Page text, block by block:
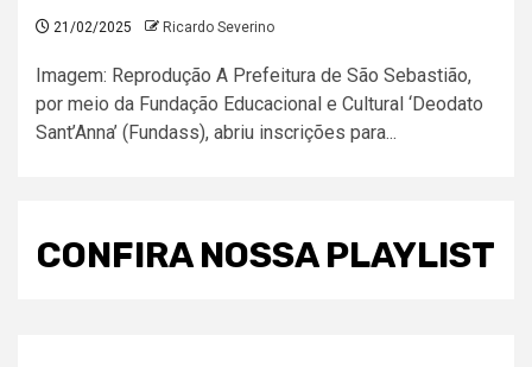
21/02/2025 Ricardo Severino
Imagem: Reprodução A Prefeitura de São Sebastião,
por meio da Fundação Educacional e Cultural ‘Deodato
Sant’Anna’ (Fundass), abriu inscrições para...
CONFIRA NOSSA PLAYLIST